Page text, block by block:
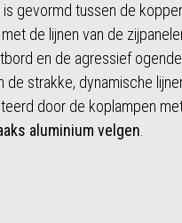
gevormd tussen de
de lijnen van de
en de agressief
de strakke, dynamische
door de koplampen
aluminium velgen.